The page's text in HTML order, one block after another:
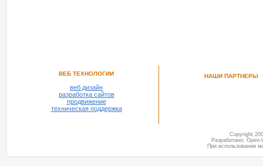
ВЕБ ТЕХНОЛОГИИ
веб дизайн
разработка сайтов
продвижение
техническая поддержка
НАШИ ПАРТНЕРЫ
Copyright
Разработано:
При использовании